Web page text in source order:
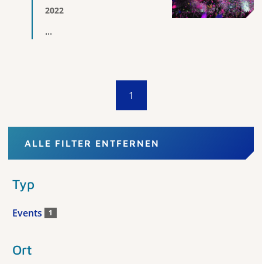
2022
...
1
ALLE FILTER ENTFERNEN
Typ
Events 1
Ort